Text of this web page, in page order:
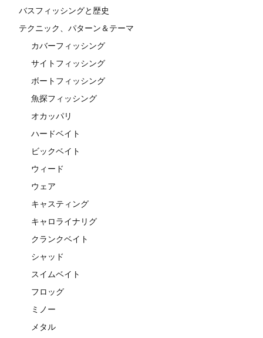
バスフィッシングと歴史
テクニック、パターン＆テーマ
カバーフィッシング
サイトフィッシング
ボートフィッシング
魚探フィッシング
オカッパリ
ハードベイト
ビックベイト
ウィード
ウェア
キャスティング
キャロライナリグ
クランクベイト
シャッド
スイムベイト
フロッグ
ミノー
メタル